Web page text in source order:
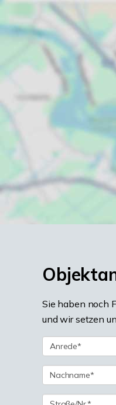
Sie haben noch
und wir setzen